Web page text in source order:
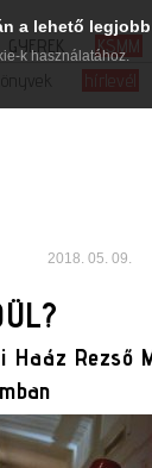
GYEREK KSMM
könyvek hírlevél
2018. 05. 09.
Rezső
a lehető
k használatához.